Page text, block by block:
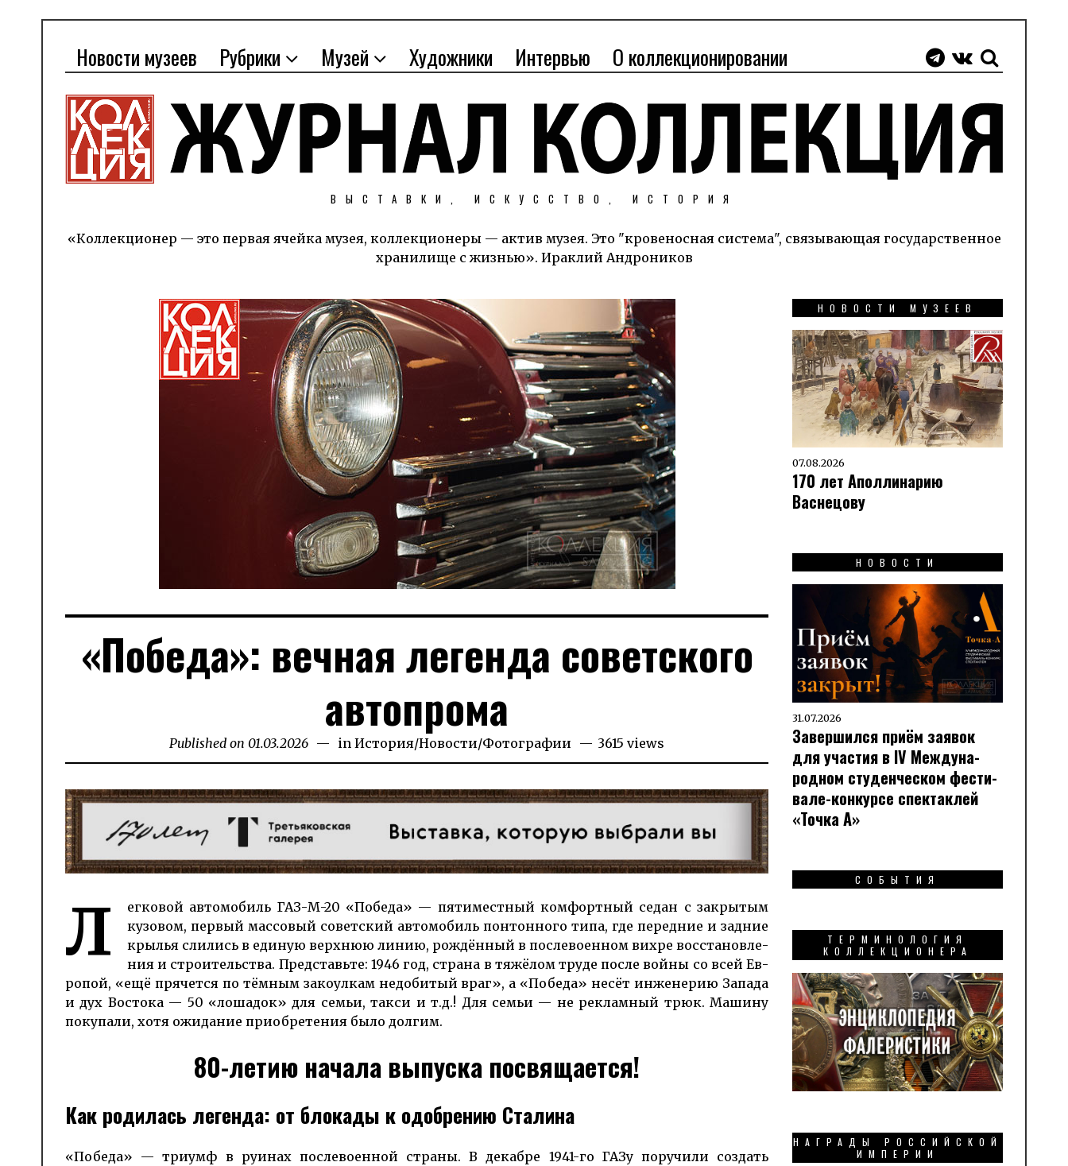
Новости музеев Рубрики Музей Художники Интервью О коллекционировании
ВЫСТАВКИ, ИСКУССТВО, ИСТОРИЯ
«Коллекционер — это первая ячейка музея, коллекционеры — актив музея. Это "кровеносная система", связывающая государственное
хранилище с жизнью». Ираклий Андроников
«Победа»: вечная легенда советского
автопрома
Published on 01.03.2026 06.03.2026
in История/Новости/Фотографии 3615 views
Л
ег­ко­вой ав­то­мо­биль ГАЗ-М-20 «По­бе­да» — пя­ти­ме­ст­ный ком­форт­ный се­дан с за­кры­тым
ку­зо­вом, пер­вый мас­со­вый со­вет­ский ав­томо­биль пон­тон­ного ти­па, где передние и зад­ние
крылья сли­лись в еди­ную верх­нюю ли­нию, рож­дённый в по­сле­воен­ном вих­ре вос­ста­нов­ле­
ния и строи­тель­ст­ва. Пред­ставь­те: 1946 год, страна в тяжёлом тру­де пос­ле вой­ны со всей Ев­
ро­пой, «ещё пря­чет­ся по тём­ным за­коул­кам не­до­би­тый враг», а «Победа» несёт ин­же­не­рию За­па­да
и дух Вос­тока — 50 «ло­ша­док» для семьи, так­си и т.д.! Для семьи — не рекламный трюк. Машину
покупали, хотя ожидание приобре­тения было долгим.
80-летию начала выпуска посвящается!
Как родилась легенда: от блокады к одобрению Сталина
«Победа» — триумф в руинах после­военной страны. В декабре 1941-го ГАЗу поручили создать
НОВОСТИ МУЗЕЕВ
07.08.2026
170 лет Аполлинарию
Васнецову
НОВОСТИ
31.07.2026
Завершился приём заявок
для участия в IV Меж­ду­на­
род­ном сту­ден­чес­ком фес­ти­
вале-кон­кур­се спек­таклей
«Точка А»
СОБЫТИЯ
ТЕРМИНОЛОГИЯ
КОЛЛЕКЦИОНЕРА
НАГРАДЫ РОССИЙСКОЙ
ИМПЕРИИ